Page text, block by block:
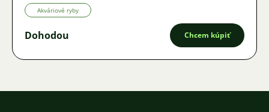
Akváriové ryby
Dohodou Chcem kúpiť